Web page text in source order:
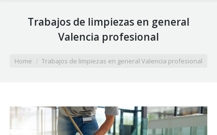
Trabajos de limpiezas en general
Valencia profesional
Home Trabajos de limpiezas en general Valencia profesional